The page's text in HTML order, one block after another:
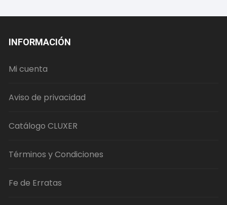
INFORMACIÓN
Mi cuenta
Aviso de privacidad
Catálogo CLUXER
Términos y Condiciones
Fe de Erratas